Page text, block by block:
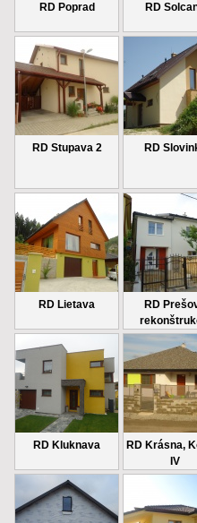
RD Poprad RD
RD Stupava 2 RD
RD Lietava
RD
RD Kluknava
RD Krásna,
IV